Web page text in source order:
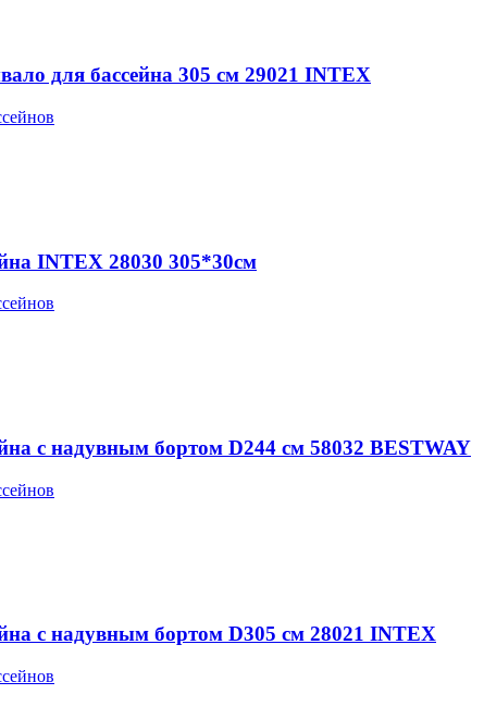
для бассейна 305 см 29021 INTEX
INTEX 28030 305*30см
с надувным бортом D244 см 58032 BESTWAY
с надувным бортом D305 см 28021 INTEX